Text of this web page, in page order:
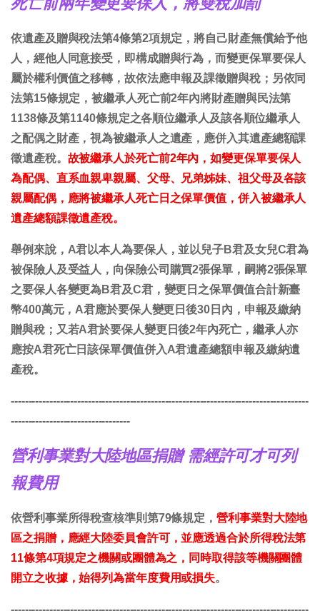
依遺產及贈與稅法第4條第2項規定，將自己財產無償給予他
人，經他人同意接受，即構成贈與行為，而變更保單要保人
屬於權利價值之移轉，故依法應申報及課徵贈與稅；另依同
法第15條規定，被繼承人死亡前2年內將財產贈與民法第
1138條及第1140條規定之各順位繼承人及該各順位繼承人
之配偶之財產，視為被繼承人之遺產，應併入其遺產總額課
徵遺產稅。 故被繼承人於死亡前2年內，如變更保單要保人
為配偶、直系血親卑親屬、父母、兄弟姊妹、祖父母及各該
親屬配偶，應將被繼承人死亡日之保單價值，併入被繼承人
遺產總額課徵遺產稅。
舉例來說，A君以本人為要保人，並以兒子B君及女兒C君為
被保險人及受益人，向保險公司購買2張保單，嗣將2張保單
之要保人各變更為B君及C君，變更日之保單價值合計新臺
幣400萬元，A君應於要保人變更日後30日內，申報及繳納
贈與稅；又若A君於要保人變更日後2年內死亡，繼承人亦
應按A君死亡日該保單價值併入A君遺產總額申報及繳納遺
產稅。
-------------------------------------------------------------------------------------
----------------------------------
營利事業對大陸地區捐贈 需經許可才可列
報費用
依營利事業所得稅查核準則第79條規定，營利事業對大陸地
區之捐贈，應經大陸委員會許可，並應透過合於所得稅法第
11條第4項規定之機關或團體為之，同時取得該等機關團體
開立之收據，始得列為當年度費用或損失。
-------------------------------------------------------------------------------------